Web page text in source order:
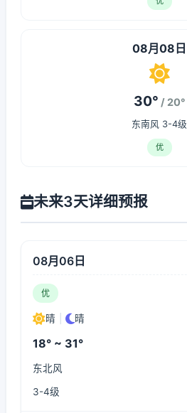
08月08日
30° / 20°
东南风 3-4级
优
未来3天详细预报
08月06日
优
晴 晴
18° ~ 31°
东北风
3-4级